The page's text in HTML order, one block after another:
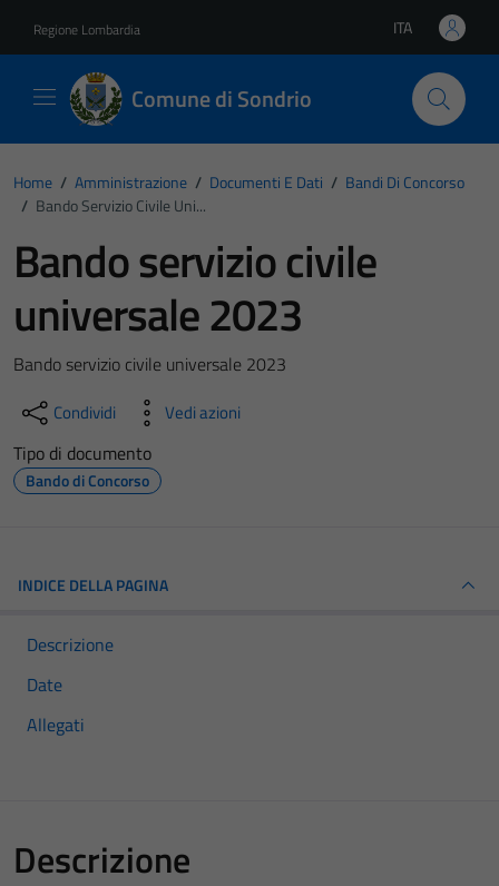
Regione Lombardia Lingua attiva:
ITA
Comune di Sondrio
Home / Amministrazione / Documenti E Dati / Bandi Di Concorso
/ Bando Servizio Civile Uni...
Bando servizio civile
universale 2023
Bando servizio civile universale 2023
Condividi Vedi azioni
Tipo di documento
Bando di Concorso
INDICE DELLA PAGINA
Descrizione
Date
Allegati
Descrizione